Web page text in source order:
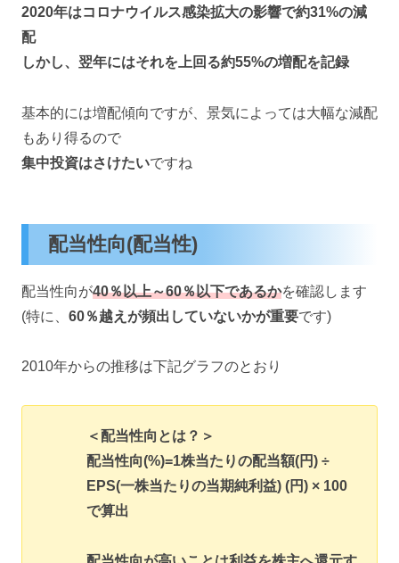
2020年はコロナウイルス感染拡大の影響で約31%の減
配
しかし、翌年にはそれを上回る約55%の増配を記録
基本的には増配傾向ですが、景気によっては大幅な減配
もあり得るので
集中投資はさけたいですね
配当性向(配当性)
配当性向が40％以上～60％以下であるかを確認します
(特に、 60％越えが頻出していないかが重要です)
2010年からの推移は下記グラフのとおり
＜配当性向とは？＞
配当性向(%)=1株当たりの配当額(円) ÷
EPS(一株当たりの当期純利益) (円) × 100
で算出